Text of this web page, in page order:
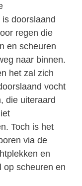
doorslaand
regen die
en scheuren
naar binnen.
het zal zich
vocht
die uiteraard
Toch is het
via de
en
op scheuren en